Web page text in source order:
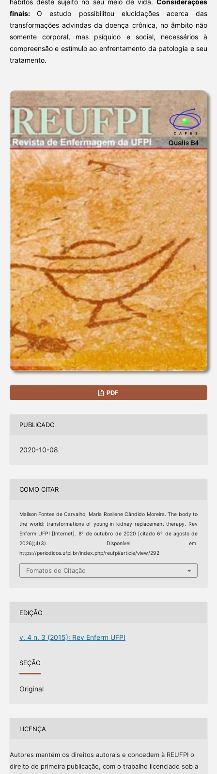
hábitos deste sujeito no seu meio de vida.Considerações
finais:O estudo possibilitou elucidações acerca das
transformações advindas da doença crônica, no âmbito não
somente corporal, mas psíquico e social, necessários à
compreensão e estímulo ao enfrentamento da patologia e seu
tratamento.
PDF
PUBLICADO
2020-10-08
COMO CITAR
Mailson Fontes de Carvalho, Maria Rosilene Cândido Moreira. The body to
the world: transformations of young in kidney replacement therapy. Rev
Enferm UFPI [Internet]. 8º de outubro de 2020 [citado 6º de agosto de
2026];4(3). Disponível em:
https://periodicos.ufpi.br/index.php/reufpi/article/view/292
Fomatos de Citação
EDIÇÃO
v. 4 n. 3 (2015): Rev Enferm UFPI
SEÇÃO
Original
LICENÇA
Autores mantém os direitos autorais e concedem à REUFPI o
direito de primeira publicação, com o trabalho licenciado sob a